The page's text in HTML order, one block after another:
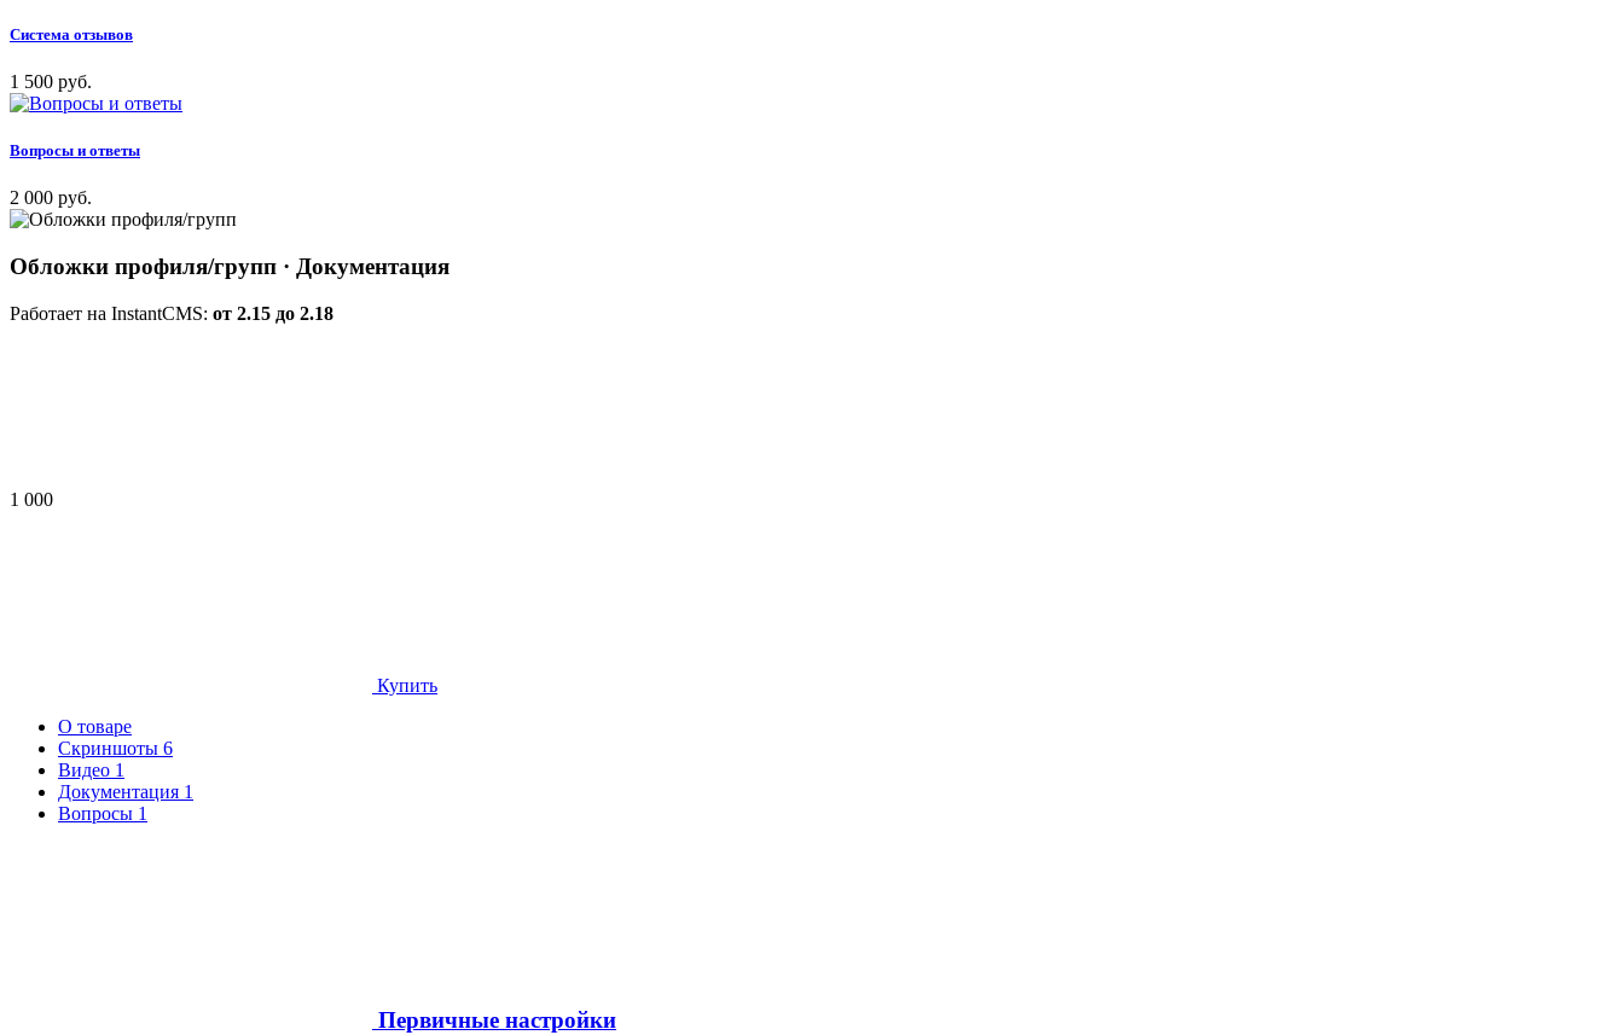
Система отзывов
1 500 руб.
Вопросы и ответы
2 000 руб.
Обложки профиля/групп · Документация
Работает на InstantCMS: от 2.15 до 2.18
1 000
Купить
О товаре
Скриншоты 6
Видео 1
Документация 1
Вопросы 1
Первичные настройки